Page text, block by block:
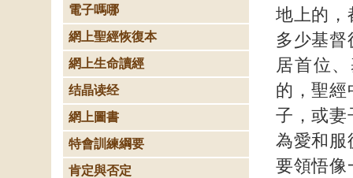
地上的，
多少基
居首位
的，聖經
子，或妻
為愛和服
要領悟像
電子嗎哪
網上聖經恢復本
網上生命讀經
结晶读经
網上圖書
特會訓練綱要
肯定與否定